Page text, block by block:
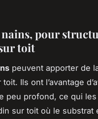
nains, pour
toit
peuvent apporter de
Ils ont l’avantage
peu profond, ce qui
sur toit où le substrat